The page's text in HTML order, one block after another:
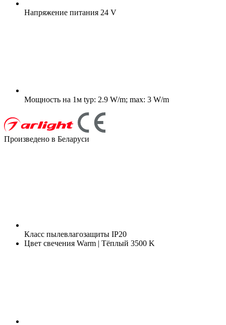
Напряжение питания 24 V
Мощность на 1м typ: 2.9 W/m; max: 3 W/m
Произведено в Беларуси
Класс пылевлагозащиты IP20
Цвет свечения Warm | Тёплый 3500 K